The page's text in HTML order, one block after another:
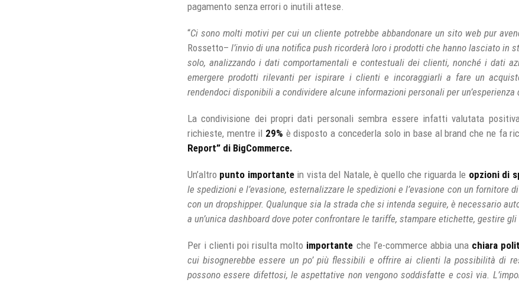
pagamento senza errori o inutili attese.
“Ci sono molti motivi per cui un cliente potrebbe abbandonare un sito web pur
Rossetto– l’invio di una notifica push ricorderà loro i prodotti che hanno lasciato in
solo, analizzando i dati comportamentali e contestuali dei clienti, nonché i dati
emergere prodotti rilevanti per ispirare i clienti e incoraggiarli a fare un
rendendoci disponibili a condividere alcune informazioni personali per
La condivisione dei propri dati personali sembra essere infatti valutata
richieste, mentre il 29% è disposto a concederla solo in base al brand che ne fa
Report” di BigCommerce.
Un’altro punto importantein vista del Natale, è quello che riguarda le opzioni di
le spedizioni e l’evasione, esternalizzare le spedizioni e l’evasione con un fornitore
con un dropshipper. Qualunque sia la strada che si intenda seguire, è necessario
a un’unica dashboard dove poter confrontare le tariffe, stampare etichette, gestire
Per i clienti poi risulta molto importante che l’e-commerce abbia una chiara
cui bisognerebbe essere un po’ più flessibili e offrire ai clienti la possibilità di
possono essere difettosi, le aspettative non vengono soddisfatte e così via.